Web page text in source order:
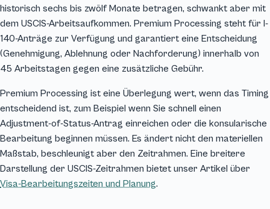
historisch sechs bis zwölf Monate betragen, schwankt aber mit
dem USCIS-Arbeitsaufkommen. Premium Processing steht für I-
140-Anträge zur Verfügung und garantiert eine Entscheidung
(Genehmigung, Ablehnung oder Nachforderung) innerhalb von
45 Arbeitstagen gegen eine zusätzliche Gebühr.
Premium Processing ist eine Überlegung wert, wenn das Timing
entscheidend ist, zum Beispiel wenn Sie schnell einen
Adjustment-of-Status-Antrag einreichen oder die konsularische
Bearbeitung beginnen müssen. Es ändert nicht den materiellen
Maßstab, beschleunigt aber den Zeitrahmen. Eine breitere
Darstellung der USCIS-Zeitrahmen bietet unser Artikel über
Visa-Bearbeitungszeiten und Planung.